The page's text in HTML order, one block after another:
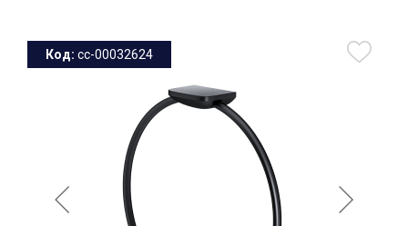
Личный кабинет
Код: cc-00032624